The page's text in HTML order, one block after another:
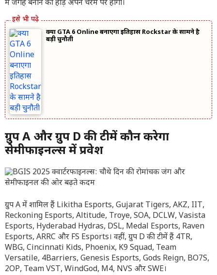
में जगह बनाने की होड़ अपने चरम पर होगी।
क्या GTA 6 Online बनाएगा इतिहास Rockstar के सामने है
बड़ी चुनौती
ग्रुप A और ग्रुप D की टीमें कौन करेगा
सेमीफाइनल्स में प्रवेश
ग्रुप A में शामिल हैं Likitha Esports, Gujarat Tigers, AKZ, IIT,
Reckoning Esports, Altitude, Troye, SOA, DCLW, Vasista
Esports, Hyderabad Hydras, DSL, Medal Esports, Raven
Esports, ARRC और FS Esports। वहीं, ग्रुप D की टीमें हैं 4TR,
WBG, Cincinnati Kids, Phoenix, K9 Squad, Team
Versatile, 4Barriers, Genesis Esports, Gods Reign, BO7S,
2OP, Team VST, WindGod, M4, NVS और SWE।